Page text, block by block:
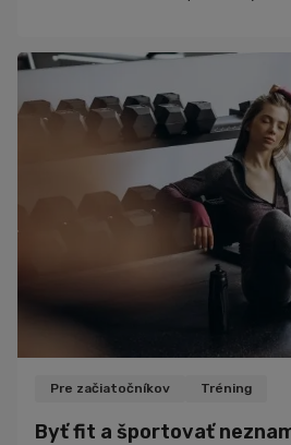
plán na cvičenie doma,
postupy, ako prirodzene
tréning rástol spolu s...
Pre začiatočníkov Tréning
Byť fit a športovať